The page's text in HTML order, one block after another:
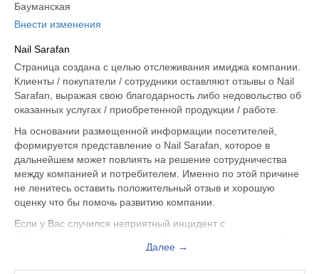
Бауманская
Внести изменения
Nail Sarafan
Страница создана с целью отслеживания имиджа компании.
Клиенты / покупатели / сотрудники оставляют отзывы о Nail
Sarafan, выражая свою благодарность либо недовольство об
оказанных услугах / приобретенной продукции / работе.
На основании размещенной информации посетителей,
формируется представление о Nail Sarafan, которое в
дальнейшем может повлиять на решение сотрудничества
между компанией и потребителем. Именно по этой причине
не ленитесь оставить положительный отзыв и хорошую
оценку что бы помочь развитию компании.
Если у Вас случился неприятный инцидент с
не только на официальном сайте nail-sarafan.ru, но и здесь.
Далее →